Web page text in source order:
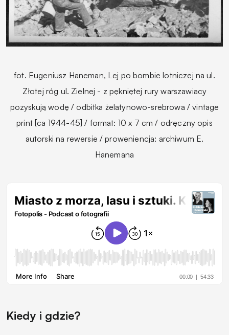
fot. Eugeniusz Haneman, Lej po bombie lotniczej na ul.
Złotej róg ul. Zielnej - z pękniętej rury warszawiacy
pozyskują wodę / odbitka żelatynowo-srebrowa / vintage
print [ca 1944-45] / format: 10 x 7 cm / odręczny opis
autorski na rewersie / proweniencja: archiwum E.
Hanemana
Kiedy i gdzie?